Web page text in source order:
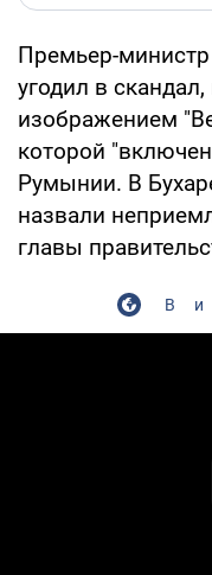
Премьер-
угодил в
изображением
которой
Румынии. В
назвали
главы